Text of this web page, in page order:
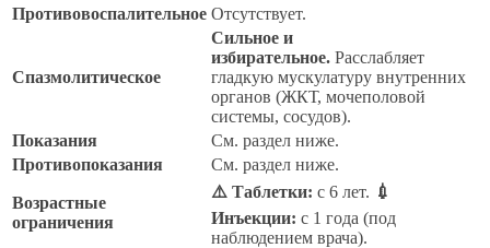
Противовоспалительное Отсутствует.
Спазмолитическое
Сильное и
избирательное. Расслабляет
гладкую мускулатуру внутренних
органов (ЖКТ, мочеполовой
системы, сосудов).
Показания
См. раздел ниже.
Противопоказания
См. раздел ниже.
Возрастные
ограничения
⚠️ Таблетки: с 6 лет. 💉
Инъекции: с 1 года (под
наблюдением врача).